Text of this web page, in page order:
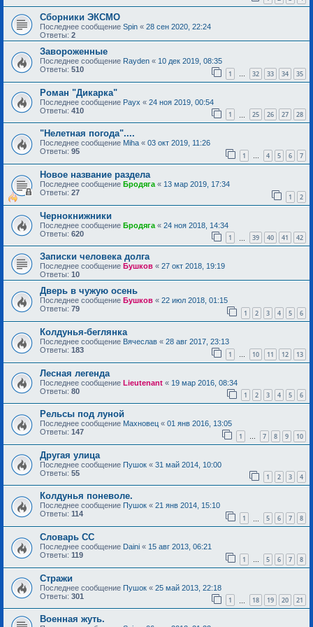
Сборники ЭКСМО
Последнее сообщение Spin « 28 сен 2020, 22:24
Ответы: 2
Завороженные
Последнее сообщение Rayden « 10 дек 2019, 08:35
Ответы: 510 1 … 32 33 34 35
Роман "Дикарка"
Последнее сообщение Раух « 24 ноя 2019, 00:54
Ответы: 410 1 25 26 27 28
"Нелетная погода"....
Последнее сообщение Miha « 03 окт 2019, 11:26
Ответы: 95 1 … 4 5 6 7
Новое название раздела
Последнее сообщение Бродяга « 13 мар 2019, 17:34
Ответы: 27 1 2
Чернокнижники
Последнее сообщение Бродяга « 24 ноя 2018, 14:34
Ответы: 620 1 39 40 41 42
Записки человека долга
Последнее сообщение Бушков « 27 окт 2018, 19:19
Ответы: 10
Дверь в чужую осень
Последнее сообщение Бушков « 22 июл 2018, 01:15
Ответы: 79 1 2 3 4 5 6
Колдунья-беглянка
Последнее сообщение Вячеслав « 28 авг 2017, 23:13
Ответы: 183 1 10 11 12 13
Лесная легенда
Последнее сообщение Lieutenant « 19 мар 2016, 08:34
Ответы: 80 1 2 3 4 5 6
Рельсы под луной
Последнее сообщение Махновец « 01 янв 2016, 13:05
Ответы: 147 1 … 7 8 9 10
Другая улица
Последнее сообщение Пушок « 31 май 2014, 10:00
Ответы: 55 1 2 3 4
Колдунья поневоле.
Последнее сообщение Пушок « 21 янв 2014, 15:10
Ответы: 114 1 5 6 7 8
Словарь СС
Последнее сообщение Daini « 15 авг 2013, 06:21
Ответы: 119 1 … 5 6 7 8
Стражи
Последнее сообщение Пушок « 25 май 2013, 22:18
Ответы: 301 1 18 19 20 21
Военная жуть.